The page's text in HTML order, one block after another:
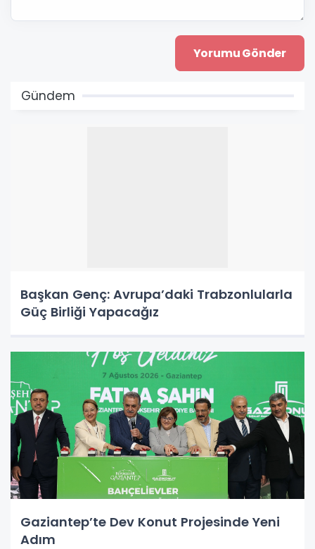
Gündem
Başkan Genç: Avrupa’daki Trabzonlularla
Güç Birliği Yapacağız
Gaziantep’te Dev Konut Projesinde Yeni
Adım